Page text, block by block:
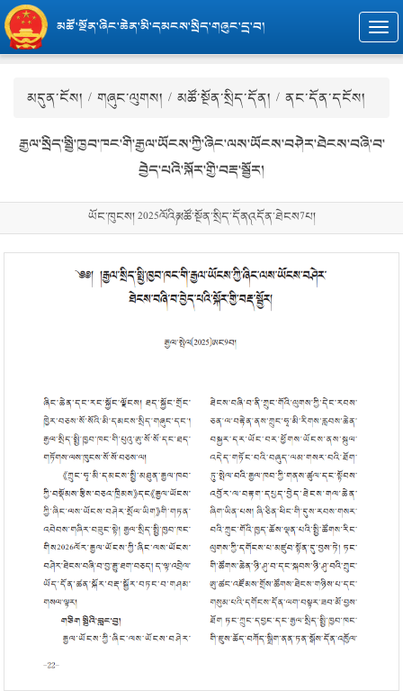
མཚོ་སྔོན་ཞིང་ཆེན་མི་དམངས་སྲིད་གཞུང་དྲ་བ།
མདུན་ངོས། / གཞུང་ལུགས། / མཚོ་སྔོན་སྲིད་དོན། / ནང་དོན་དངོས།
རྒྱལ་སྲིད་སྤྱི་ཁྱབ་ཁང་གི་རྒྱལ་ཡོངས་ཀྱི་ཞིང་ལས་ཡོངས་བཤེར་ཐེངས་བཞི་བ་
བྱེད་པའི་སྐོར་གྱི་བརྡ་སྦྱོར།
ཡོང་ཁུངས། 2025ལོའི༼མཚོ་སྔོན་སྲིད་དོན༽འདོན་ཐེངས7པ།